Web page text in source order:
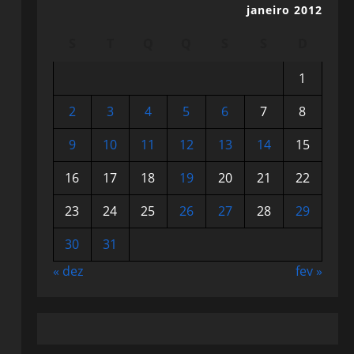
janeiro 2012
1
2
3 4 5 6 7
8
9
10 11 12 13 14
15
16
17 18 19 20 21
22
23
24 25 26 27 28
29
30
31
« dez
fev »